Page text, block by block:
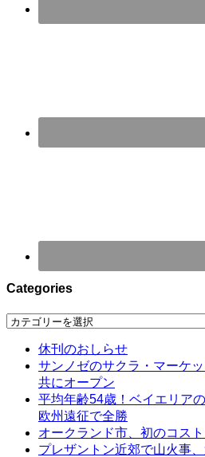
Categories
Categories
休刊のおしらせ
サンノゼのサクラ・マーケ
共にオープン
平均年齢54歳！ベイエリア
欧州遠征で全勝
オークランド市、初のコス
プレザントン近郊で山火事